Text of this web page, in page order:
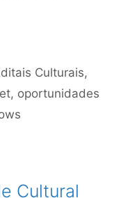
Culturais,
, oportunidades
Cultural